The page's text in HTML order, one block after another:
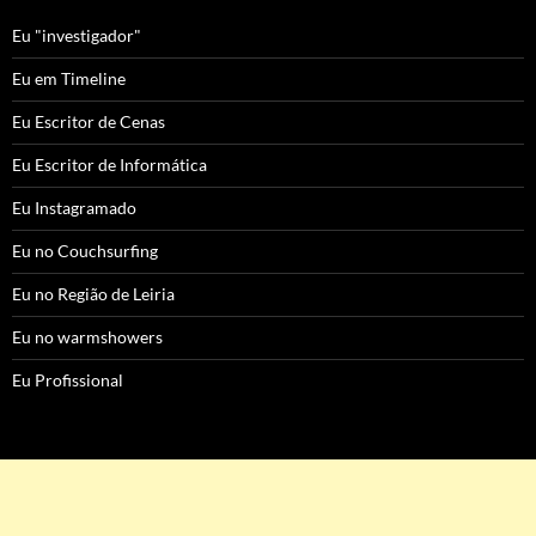
Eu "investigador"
Eu em Timeline
Eu Escritor de Cenas
Eu Escritor de Informática
Eu Instagramado
Eu no Couchsurfing
Eu no Região de Leiria
Eu no warmshowers
Eu Profissional